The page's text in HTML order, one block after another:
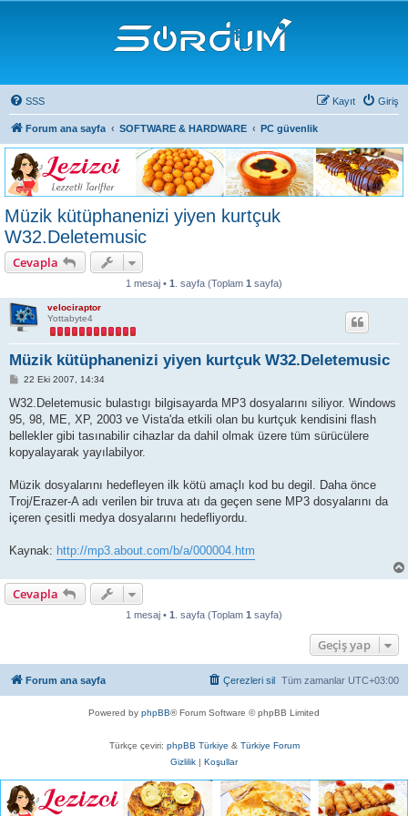
SSS Giriş
Kayıt
Forum ana sayfa SOFTWARE & HARDWARE PC güvenlik
Müzik kütüphanenizi yiyen kurtçuk
W32.Deletemusic
Cevapla
1 mesaj • 1 . sayfa (Toplam 1 sayfa)
velociraptor
Yottabyte4
Müzik kütüphanenizi yiyen kurtçuk W32.Deletemusic
M
s
j
22 Eki 2007, 14:34
W32.Deletemusic bulastıgı bilgisayarda MP3 dosyalarını siliyor. Windows
95, 98, ME, XP, 2003 ve Vista'da etkili olan bu kurtçuk kendisini flash
bellekler gibi tasınabilir cihazlar da dahil olmak üzere tüm sürücülere
kopyalayarak yayılabilyor.
Müzik dosyalarını hedefleyen ilk kötü amaçlı kod bu degil. Daha önce
Troj/Erazer-A adı verilen bir truva atı da geçen sene MP3 dosyalarını da
içeren çesitli medya dosyalarını hedefliyordu.
Kaynak: http://mp3.about.com/b/a/000004.htm
Cevapla
1 mesaj • 1 . sayfa (Toplam 1 sayfa)
Geçiş yap
Forum ana sayfa Tüm zamanlar UTC+03:00
Çerezleri sil
Powered by phpBB® Forum Software © phpBB Limited
Türkçe çeviri: phpBB Türkiye & Türkiye Forum
Gizlilik | Koşullar